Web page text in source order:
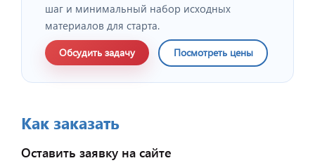
шаг и минимальный набор исходных
материалов для старта.
Обсудить задачу Посмотреть цены
Как заказать
Оставить заявку на сайте